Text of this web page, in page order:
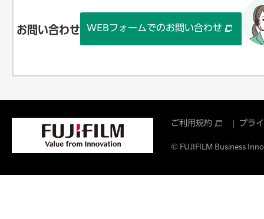
お問い合わせ WEBフォームでのお問い合わせ
ご利用規約 プラ
© FUJIFILM Business